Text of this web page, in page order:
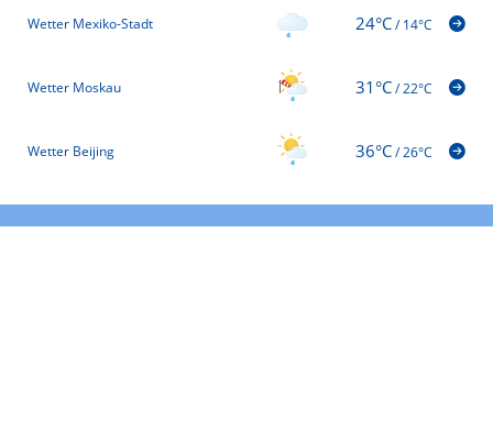
Wetter Mexiko-Stadt 24°C/14°C
Wetter Moskau 31°C/22°C
Wetter Beijing 36°C/26°C